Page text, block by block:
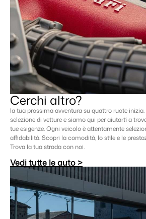
Cerchi altro?
la tua prossima avventura su quattro ruote
selezione di vetture e siamo qui per aiutarti a
tue esigenze. Ogni veicolo è attentamente
affidabilità. Scopri la comodità, lo stile e le
Trova la tua strada con noi.
Vedi tutte le auto >